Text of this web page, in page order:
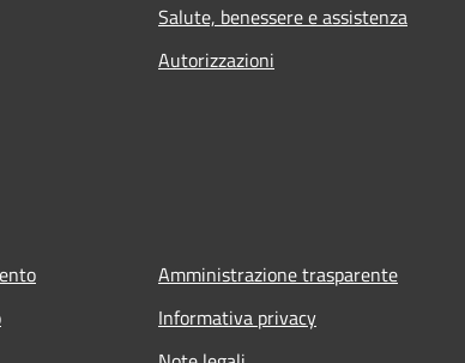
Salute, benessere e assistenza
Autorizzazioni
Amministrazione trasparente
Informativa privacy